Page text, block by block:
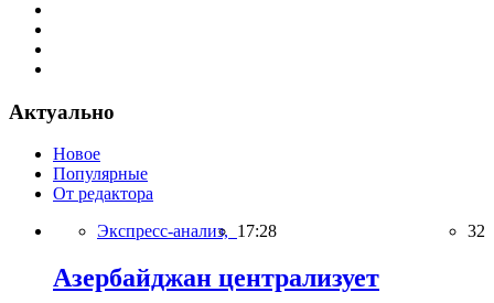
Актуально
Новое
Популярные
От редактора
Экспресс-анализ, 17:28 32
Азербайджан централизует